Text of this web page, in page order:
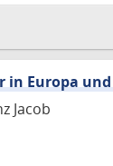
in Europa
Jacob